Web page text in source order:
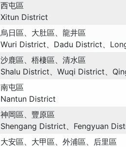
西屯區
Xitun District
烏日區、大肚區、龍井區
Wuri District、Dadu District、
沙鹿區、梧棲區、清水區
Shalu District、Wuqi District、
南屯區
Nantun District
神岡區、豐原區
Shengang District、Fengyuan
大安區、大甲區、外浦區、后里區